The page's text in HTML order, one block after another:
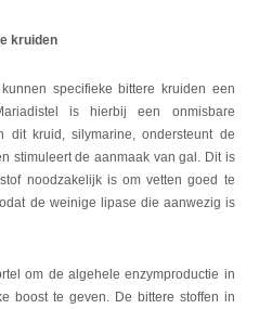
kruiden
specifieke bittere kruiden een
is hierbij een onmisbare
dit kruid, silymarine, ondersteunt de
stimuleert de aanmaak van gal. Dit is
noodzakelijk is om vetten goed te
de weinige lipase die aanwezig is
om de algehele enzymproductie in
boost te geven. De bittere stoffen in